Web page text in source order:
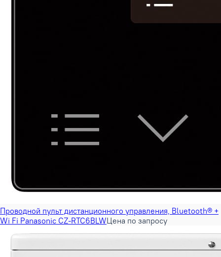
Проводной пульт дистанционного управления, Bluetooth® +
Wi Fi Panasonic CZ-RTC6BLWЦена по запросу